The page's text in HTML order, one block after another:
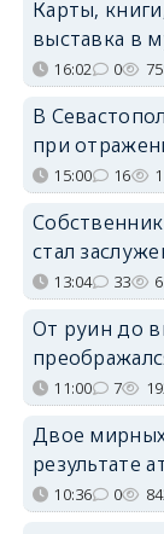
Карты,
выставка в
16:02 0
В
при
15:00 16
стал
13:04 33
От руин до
11:00 7
Двое
результате
10:36 0